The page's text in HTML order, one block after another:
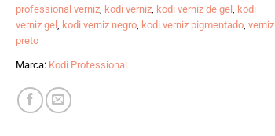
professional verniz kodi verniz kodi verniz de gel
kodi
verniz gel
kodi verniz negro kodi verniz pigmentado verniz
preto
Marca: Kodi Professional